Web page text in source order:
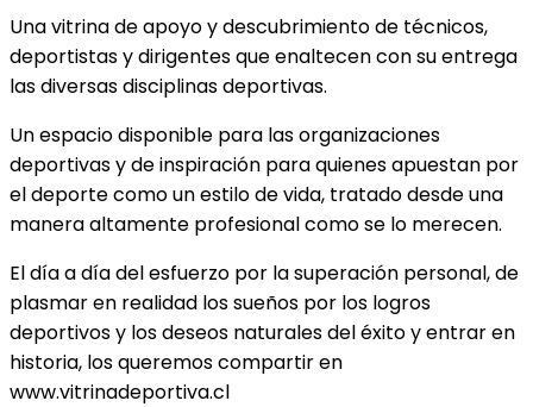
Una vitrina de apoyo y descubrimiento de técnicos,
deportistas y dirigentes que enaltecen con su entrega
las diversas disciplinas deportivas.
Un espacio disponible para las organizaciones
deportivas y de inspiración para quienes apuestan por
el deporte como un estilo de vida, tratado desde una
manera altamente profesional como se lo merecen.
El día a día del esfuerzo por la superación personal, de
plasmar en realidad los sueños por los logros
deportivos y los deseos naturales del éxito y entrar en
historia, los queremos compartir en
www.vitrinadeportiva.cl